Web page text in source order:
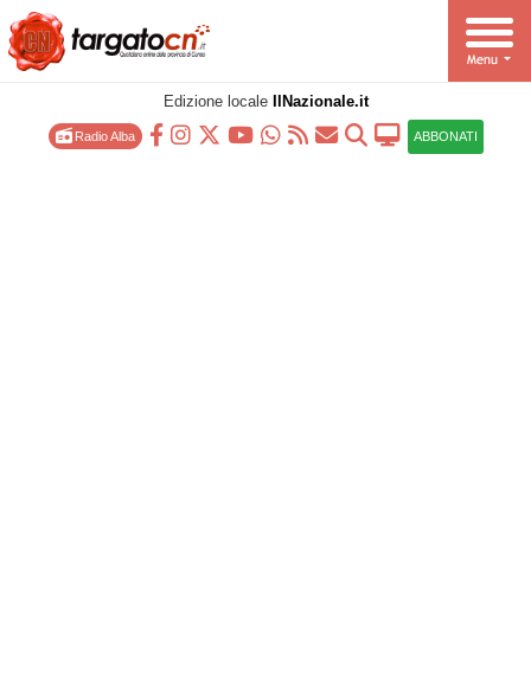
Edizione locale IlNazionale.it
Radio Alba ABBONATI